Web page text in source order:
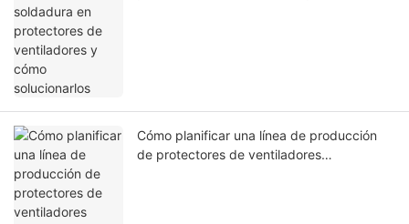
Cómo planificar una línea de producción
de protectores de ventiladores